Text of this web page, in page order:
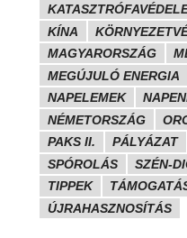
KÍNA
MAGYARORSZÁG
MEGÚJULÓ ENERGIA
NAPELEMEK
NÉMETORSZÁG
PAKS II.
PÁLYÁZAT
SPÓROLÁS
SZÉN-
TIPPEK
ÚJRAHASZNOSÍTÁS